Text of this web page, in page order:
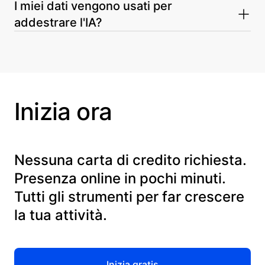
Creato per freelance di tutti i settori — che tu sia
uno studio yoga, fotografo, panetteria, coach o
artigiano.
I miei dati vengono usati per
addestrare l'IA?
Inizia ora
Nessuna carta di credito richiesta.
Presenza online in pochi minuti.
Tutti gli strumenti per far crescere
la tua attività.